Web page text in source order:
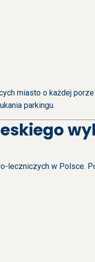
miasto o każdej
parkingu.
w Polsce.